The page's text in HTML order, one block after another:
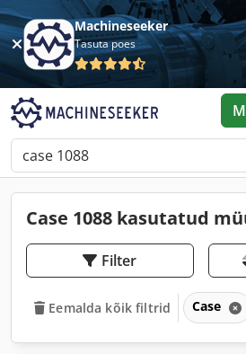
Machineseeker
Tasuta poes
Case 1088 kasutatud
Filter
Eemalda kõik filtrid Case